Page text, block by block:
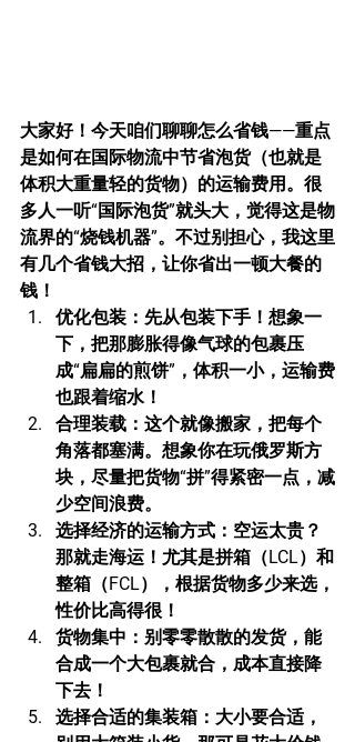
大家好！今天咱们聊聊怎么省钱——重点
是如何在国际物流中节省泡货（也就是
体积大重量轻的货物）的运输费用。很
多人一听“国际泡货”就头大，觉得这是物
流界的“烧钱机器”。不过别担心，我这里
有几个省钱大招，让你省出一顿大餐的
钱！
优化包装 ：先从包装下手！想象一
下，把那膨胀得像气球的包裹压
成“扁扁的煎饼”，体积一小，运输费
也跟着缩水！
合理装载 ：这个就像搬家，把每个
角落都塞满。想象你在玩俄罗斯方
块，尽量把货物“拼”得紧密一点，减
少空间浪费。
选择经济的运输方式 ：空运太贵？
那就走海运！尤其是拼箱（LCL）和
整箱（FCL），根据货物多少来选，
性价比高得很！
货物集中 ：别零零散散的发货，能
合成一个大包裹就合，成本直接降
下去！
选择合适的集装箱 ：大小要合适，